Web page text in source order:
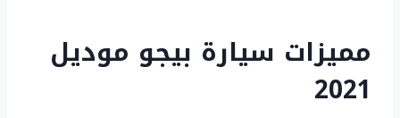
مميزات سيارة بيجو موديل
2021